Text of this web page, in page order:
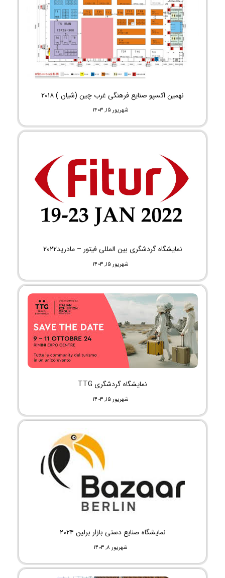
نهمین اکسپو صنایع فرهنگی غرب چین (شیان ) ۲۰۱۸
شهریور ۱۵, ۱۴۰۳
نمایشگاه گردشگری بین المللی فیتور – مادرید۲۰۲۲
شهریور ۱۵, ۱۴۰۳
نمایشگاه گردشگری TTG
شهریور ۱۵, ۱۴۰۳
نمایشگاه صنایع دستی بازار برلین ۲۰۲۴
شهریور ۸, ۱۴۰۳